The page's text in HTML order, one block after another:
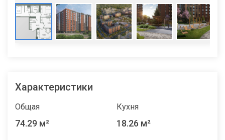
Характеристики
Общая
74.29 м²
Кухня
18.26 м²